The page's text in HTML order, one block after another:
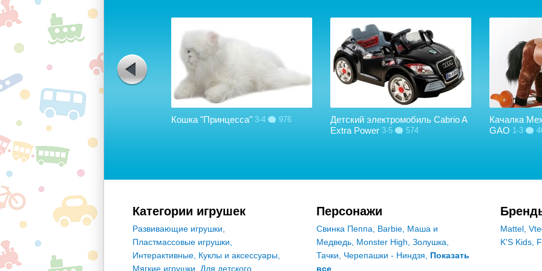
Lego Duplo 10525: Большая
2-5 24
Кошка "Принцесса" 3-4 976
Детский электромобиль Cabrio A
Extra Power 3-5 574
Качалка
GAO 1-3
Категории игрушек
Развивающие игрушки
Пластмассовые игрушки
Интерактивные Куклы и аксессуары
Мягкие игрушки
Для детского
Персонажи
Свинка Пеппа Barbie Маша и
Медведь Monster High Золушка
Тачки
Черепашки - Ниндзя
Показать
все
Mattel
K'S Kids